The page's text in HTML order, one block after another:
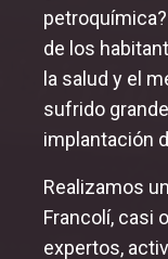
de los
la salud y el
sufrido
implantación
Realizamos
Francolí, casi
expertos,